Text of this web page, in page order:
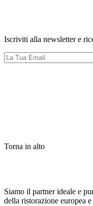
Iscriviti alla newsletter e
Torna in alto
Siamo il partner ideale e
della ristorazione europea